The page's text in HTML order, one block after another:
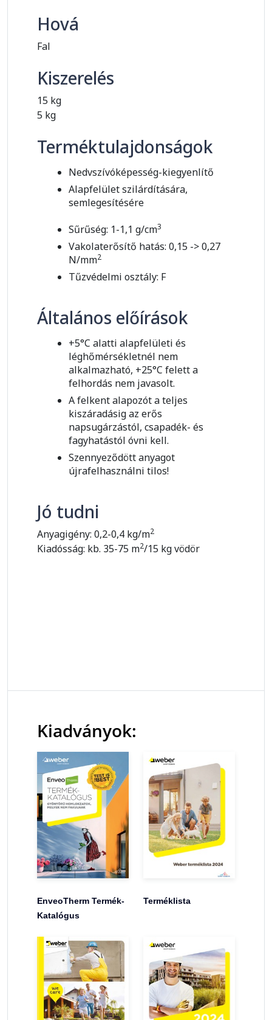
Hová
Fal
Kiszerelés
15 kg
5 kg
Terméktulajdonságok
Nedvszívóképesség-kiegyenlítő
Alapfelület szilárdítására,
semlegesítésére
Sűrűség: 1-1,1 g/cm3
Vakolaterősítő hatás: 0,15 -> 0,27
N/mm2
Tűzvédelmi osztály: F
Általános előírások
+5°C alatti alapfelületi és
léghőmérsékletnél nem
alkalmazható, +25°C felett a
felhordás nem javasolt.
A felkent alapozót a teljes
kiszáradásig az erős
napsugárzástól, csapadék- és
fagyhatástól óvni kell.
Szennyeződött anyagot
újrafelhasználni tilos!
Jó tudni
Anyagigény: 0,2-0,4 kg/m2
Kiadósság: kb. 35-75 m2/15 kg vödör
Kiadványok:
EnveoTherm Termék-
Katalógus
Terméklista